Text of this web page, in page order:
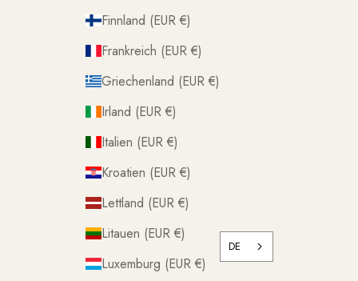
Finnland (EUR €)
Frankreich (EUR €)
Griechenland (EUR €)
Irland (EUR €)
Italien (EUR €)
Kroatien (EUR €)
Lettland (EUR €)
Litauen (EUR €)
Luxemburg (EUR €)
DE